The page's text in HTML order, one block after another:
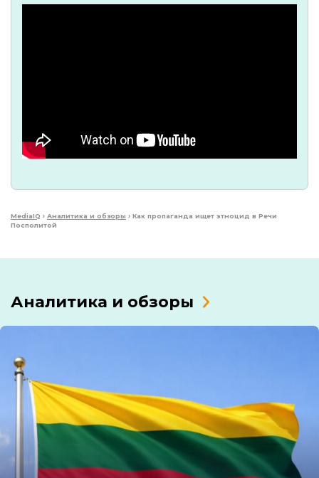
MediaIQ › Аналитика и обзоры › Как пропаганда ищет этноцид в Речи
Посполитой
Аналитика и обзоры